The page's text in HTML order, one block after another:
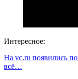
Интересное:
На vc.ru появились
всё…